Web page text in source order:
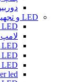
LED و تجهیزات روشنایی
LED
لامپ LED
LED پروژکتوری
LED تابلویی
LED رشد گیاه
led